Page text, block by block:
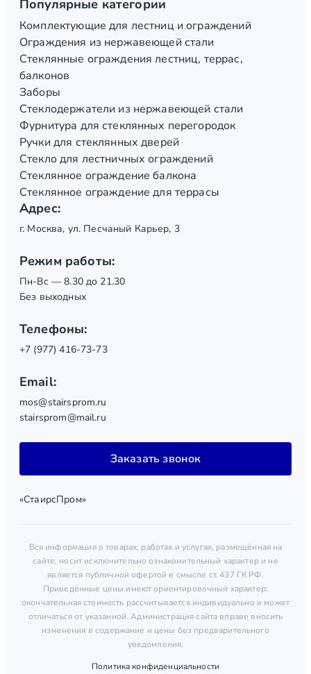
Популярные категории
Комплектующие для лестниц и ограждений
Ограждения из нержавеющей стали
Стеклянные ограждения лестниц, террас,
балконов
Заборы
Стеклодержатели из нержавеющей стали
Фурнитура для стеклянных перегородок
Ручки для стеклянных дверей
Стекло для лестничных ограждений
Стеклянное ограждение балкона
Стеклянное ограждение для террасы
Адрес:
г. Москва, ул. Песчаный Карьер, 3
Режим работы:
Пн-Вс — 8.30 до 21.30
Без выходных
Телефоны:
+7 (977) 416-73-73
Email:
mos@stairsprom.ru
stairsprom@mail.ru
Заказать звонок
«СтаирсПром»
Вся информация о товарах, работах и услугах, размещённая на
сайте, носит исключительно ознакомительный характер и не
является публичной офертой в смысле ст. 437 ГК РФ.
Приведённые цены имеют ориентировочный характер:
окончательная стоимость рассчитывается индивидуально и может
отличаться от указанной. Администрация сайта вправе вносить
изменения в содержание и цены без предварительного
уведомления.
Политика конфиденциальности